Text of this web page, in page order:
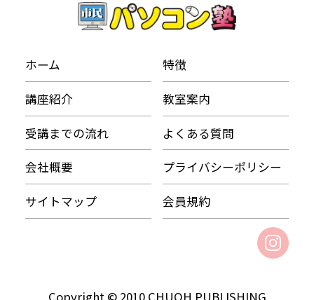
ホーム 特徴
講座紹介 教室案内
受講までの流れ よくある質問
会社概要 プライバシーポリシー
サイトマップ 会員規約
Copyright © 2010 CHUOH PUBLISHING